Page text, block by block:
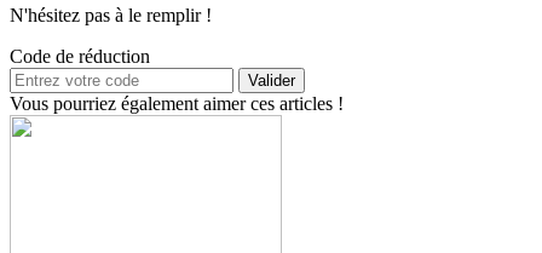
N'hésitez pas à le remplir !
Code de réduction
Valider
Vous pourriez également aimer ces articles !